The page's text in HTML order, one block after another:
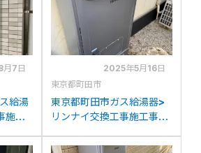
7日
給湯
施工
リン
2025年5月16日
東京都町田市
東京都町田市ガス給湯器>
リンナイ交換工事施工事
S2400ZWSからリンナイ